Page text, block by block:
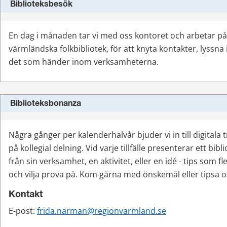
Biblioteksbesök
En dag i månaden tar vi med oss kontoret och arbetar
värmländska folkbibliotek, för att knyta kontakter, lyssna
det som händer inom verksamheterna.
Biblioteksbonanza
Några gånger per kalenderhalvår bjuder vi in till digitala
på kollegial delning. Vid varje tillfälle presenterar ett
från sin verksamhet, en aktivitet, eller en idé - tips som
och vilja prova på. Kom gärna med önskemål eller tipsa
Kontakt
E-post: frida.narman@regionvarmland.se